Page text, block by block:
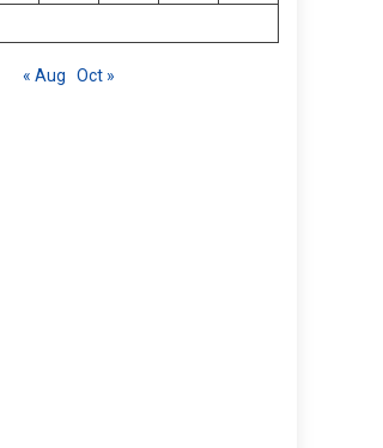
« Aug Oct »